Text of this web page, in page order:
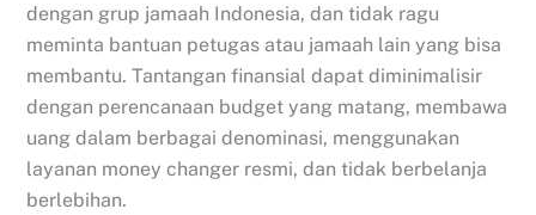
dengan grup jamaah Indonesia, dan tidak ragu
meminta bantuan petugas atau jamaah lain yang bisa
membantu. Tantangan finansial dapat diminimalisir
dengan perencanaan budget yang matang, membawa
uang dalam berbagai denominasi, menggunakan
layanan money changer resmi, dan tidak berbelanja
berlebihan.